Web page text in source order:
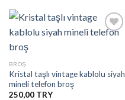
Ekle
BROŞ
Kristal taşlı vintage kablolu siyah
mineli telefon broş
250,00